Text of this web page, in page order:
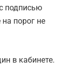
подписью
на порог не
в кабинете.